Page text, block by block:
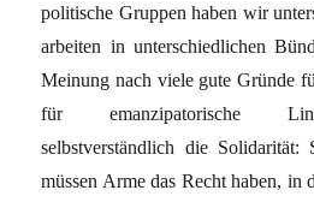
politische Gruppen haben wir
arbeiten in unterschiedlichen
Meinung nach viele gute Gründe
für emanzipatorische
selbstverständlich die
müssen Arme das Recht haben, in